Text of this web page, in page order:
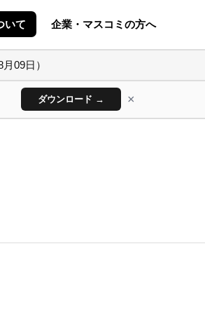
いて 企業・マスコミの方へ
09日）
ダウンロード → ×